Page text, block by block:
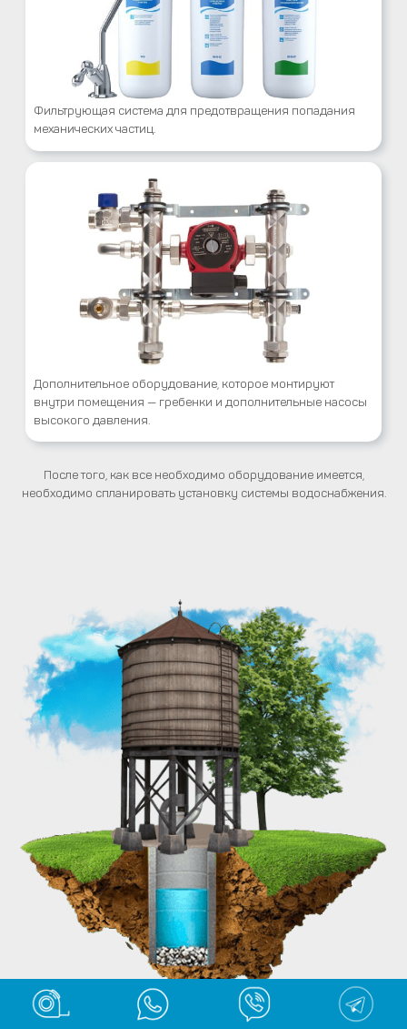
Фильтрующая система для предотвращения попадания
механических частиц.
Дополнительное оборудование, которое монтируют
внутри помещения — гребенки и дополнительные насосы
высокого давления.
После того, как все необходимо оборудование имеется,
необходимо спланировать установку системы водоснабжения.
Разводка труб от центрального